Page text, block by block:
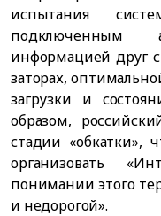
испытания
подключенным
информацией друг
заторах,
загрузки и
образом,
стадии «обкатки»,
организовать
понимании этого
и недорогой».